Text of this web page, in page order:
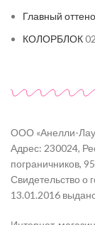
Главный
КОЛОРБЛОК
ООО «Анелли-
Адрес: 230024,
пограничников,
Свидетельство о
13.01.2016